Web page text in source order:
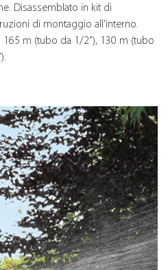
Disassemblato in kit di
di montaggio all’interno.
m (tubo da 1/2”), 130 m (tubo